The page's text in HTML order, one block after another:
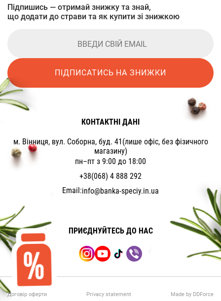
Підпишись — отримай знижку та знай,
що додати до страви та як купити зі знижкою
ПІДПИСАТИСЬ НА ЗНИЖКИ
КОНТАКТНІ ДАНІ
м. Вінниця, вул. Соборна, буд. 41(лише офіс, без фізичного
магазину)
пн–пт з 9:00 до 18:00
+38(068) 4 888 292
Email:info@banka-speciy.in.ua
ПРИЄДНУЙТЕСЬ ДО НАС
Договір оферти Privacy statement Made by DDForce